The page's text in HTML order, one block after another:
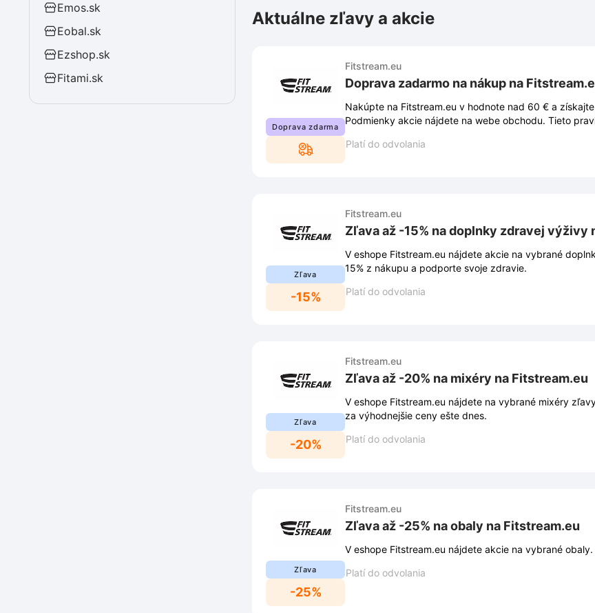
Emos.sk
Eobal.sk
Ezshop.sk
Fitami.sk
Aktuálne zľavy a akcie
Doprava zdarma
Fitstream.eu
Doprava zadarmo na nákup na
Nakúpte na Fitstream.eu v hodnote nad 60 € a
Podmienky akcie nájdete na webe obchodu. Tieto
Platí do odvolania
Zľava
-15%
Fitstream.eu
Zľava až -15% na doplnky zdravej výživy
V eshope Fitstream.eu nájdete akcie na vybrané
15% z nákupu a podporte svoje zdravie.
Platí do odvolania
Zľava
-20%
Fitstream.eu
Zľava až -20% na mixéry na Fitstream.eu
V eshope Fitstream.eu nájdete na vybrané mixéry
za výhodnejšie ceny ešte dnes.
Platí do odvolania
Zľava
-25%
Fitstream.eu
Zľava až -25% na obaly na Fitstream.eu
V eshope Fitstream.eu nájdete akcie na vybrané
Platí do odvolania